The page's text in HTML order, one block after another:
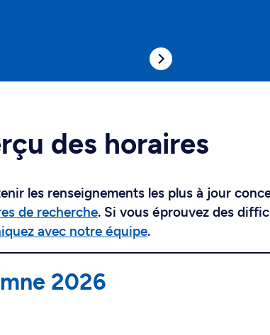
des horaires
les renseignements les plus à jour
de recherche. Si vous éprouvez des
avec notre équipe.
2026